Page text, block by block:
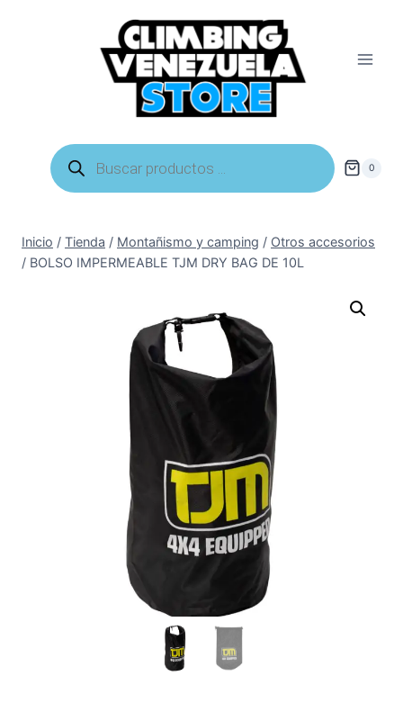
Búsqueda
de
productos
0
Inicio / Tienda / Montañismo y camping / Otros accesorios
/ BOLSO IMPERMEABLE TJM DRY BAG DE 10L